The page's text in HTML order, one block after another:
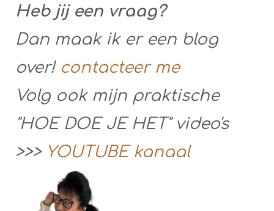
Heb jij een vraag?
Dan maak ik er een blog
over! contacteer me
Volg ook mijn praktische
"HOE DOE JE HET" video's
>>> YOUTUBE kanaal